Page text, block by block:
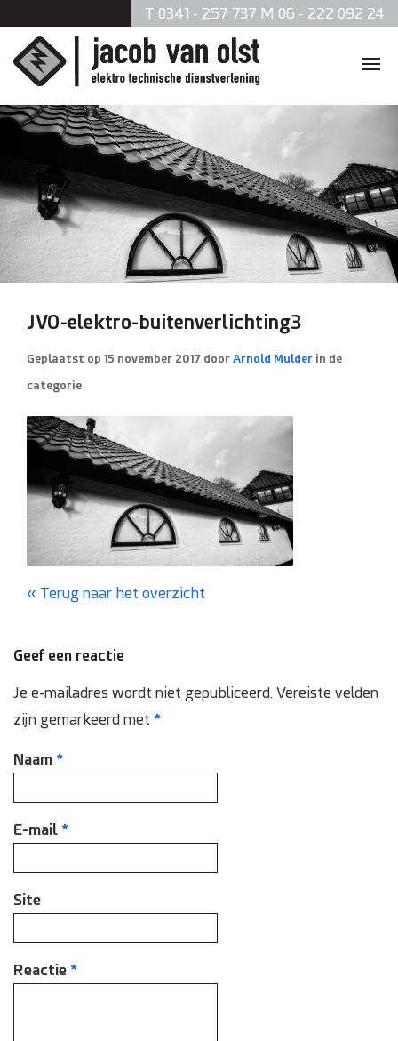
T 0341 - 257 737 M 06 - 222 092 24
Home
Diensten
Zonnepanelen
Data en telefonie
Beveiliging
Verlichting
Brandmeldsystemen
Domotica
Inspectie en onderhoud
Keuring NEN 3140
Zonnepanelen
Contact
JVO-elektro-buitenverlichting3
Geplaatst op 15 november 2017 doorArnold Mulder in de
categorie
Terug naar het overzicht
Geef een reactie
Je e-mailadres wordt niet gepubliceerd. Vereiste velden
zijn gemarkeerd met *
Naam *
E-mail *
Site
Reactie *